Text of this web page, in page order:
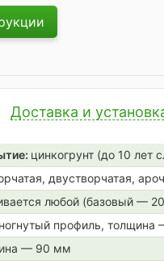
Доставка и
цинкогрунт (до 10 лет
двустворчатая,
любой (базовый —
профиль,
— 90 мм